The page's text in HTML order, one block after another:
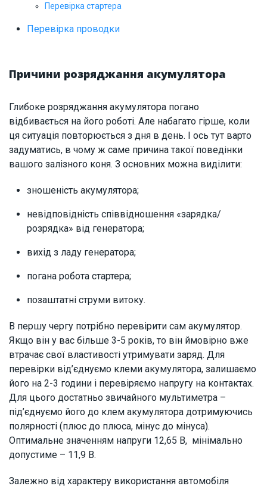
Перевірка стартера
Перевірка проводки
Причини розряджання акумулятора
Глибоке розряджання акумулятора погано
відбивається на його роботі. Але набагато гірше, коли
ця ситуація повторюється з дня в день. І ось тут варто
задуматись, в чому ж саме причина такої поведінки
вашого залізного коня. З основних можна виділити:
зношеність акумулятора;
невідповідність співвідношення «зарядка/
розрядка» від генератора;
вихід з ладу генератора;
погана робота стартера;
позаштатні струми витоку.
В першу чергу потрібно перевірити сам акумулятор.
Якщо він у вас більше 3-5 років, то він ймовірно вже
втрачає свої властивості утримувати заряд. Для
перевірки від’єднуємо клеми акумулятора, залишаємо
його на 2-3 години і перевіряємо напругу на контактах.
Для цього достатньо звичайного мультиметра –
під’єднуємо його до клем акумулятора дотримуючись
полярності (плюс до плюса, мінус до мінуса).
Оптимальне значенням напруги 12,65 В, мінімально
допустиме – 11,9 В.
Залежно від характеру використання автомобіля